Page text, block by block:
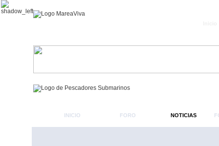
INICIO FORO NOTICIAS